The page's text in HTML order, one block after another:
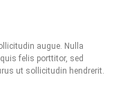
augue. Nulla
felis porttitor, sed
ut sollicitudin hendrerit.